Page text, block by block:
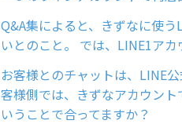
Q&A集によると、きずなに使
いとのこと。 では、LINE1ア
お客様とのチャットは、LINE
客様側では、きずなアカウン
いうことで合ってますか？